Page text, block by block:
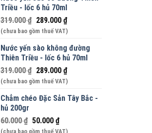
Triều - lốc 6 hủ 70ml
319.000₫ 289.000 ₫
(chưa bao gồm thuế VAT)
Nước yến sào không đường
Thiên Triều - lốc 6 hủ 70ml
319.000₫ 289.000 ₫
(chưa bao gồm thuế VAT)
Chẳm chéo Đặc Sản Tây Bắc -
hủ 200gr
60.000₫ 50.000 ₫
(chưa bao gồm thuế VAT)